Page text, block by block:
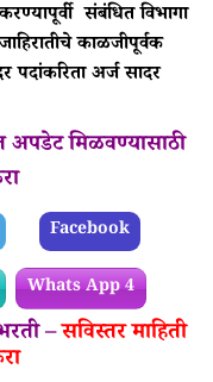
संबंधित विभागा
काळजीपूर्वक
अर्ज सादर
मिळवण्यासाठी
Facebook
Whats App 4
–सविस्तर माहिती